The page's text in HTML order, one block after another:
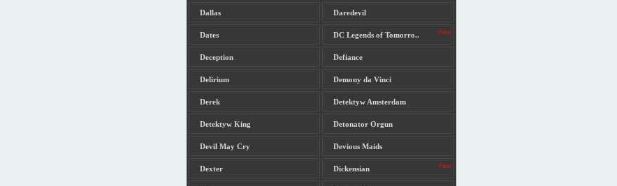
Dallas Daredevil
Dates DC Legends of Tomorro..
Deception Defiance
Delirium Demony da Vinci
Derek Detektyw Amsterdam
Detektyw King Detonator Orgun
Devil May Cry Devious Maids
Dexter Dickensian